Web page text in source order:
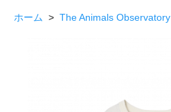
ホーム > The Animals Observatory